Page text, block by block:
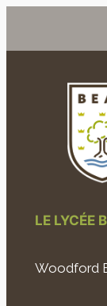
LE LYCÉE
Woodford